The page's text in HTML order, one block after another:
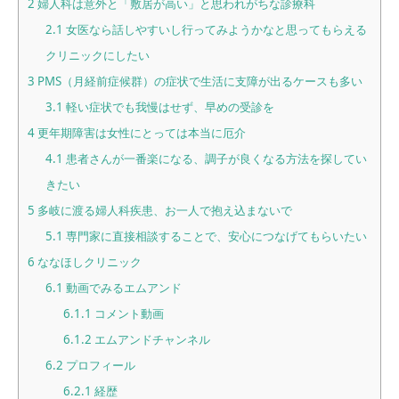
2 婦人科は意外と「敷居が高い」と思われがちな診療科
2.1 女医なら話しやすいし行ってみようかなと思ってもらえる
クリニックにしたい
3 PMS（月経前症候群）の症状で生活に支障が出るケースも多い
3.1 軽い症状でも我慢はせず、早めの受診を
4更年期障害は女性にとっては本当に厄介
4.1 患者さんが一番楽になる、調子が良くなる方法を探してい
きたい
5 多岐に渡る婦人科疾患、お一人で抱え込まないで
5.1 専門家に直接相談することで、安心につなげてもらいたい
6 ななほしクリニック
6.1 動画でみるエムアンド
6.1.1 コメント動画
6.1.2 エムアンドチャンネル
6.2 プロフィール
6.2.1 経歴